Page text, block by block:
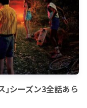
｣シーズン3全話あら